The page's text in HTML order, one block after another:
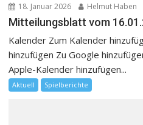
18. Januar 2026 Helmut Haben
Mitteilungsblatt vom
Kalender Zum Kalender
hinzufügen Zu Google
Apple-Kalender hinzufügen...
Aktuell Spielberichte